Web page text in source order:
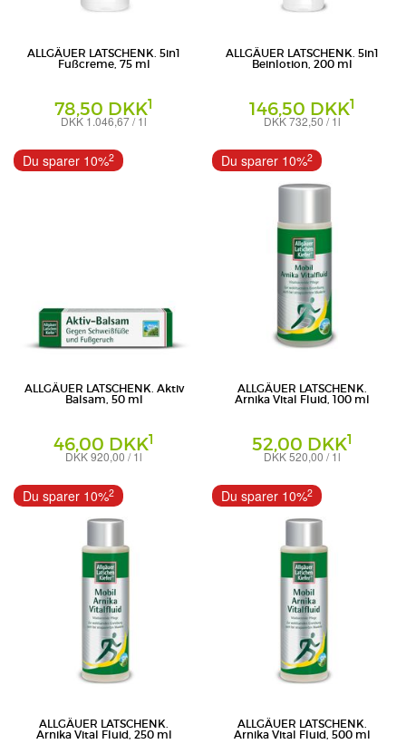
ALLGÄUER LATSCHENK. 5in1
Fußcreme, 75 ml
78,50 DKK1
DKK 1.046,67 / 1l
Dr. Theiss Naturwaren GmbH
ALLGÄUER LATSCHENK. 5in1
Beinlotion, 200 ml
146,50 DKK1
DKK 732,50 / 1l
Dr. Theiss Naturwaren GmbH
ALLGÄUER LATSCHENK. Aktiv
Balsam, 50 ml
46,00 DKK1
DKK 920,00 / 1l
Dr. Theiss Naturwaren GmbH
Du sparer 10%2
ALLGÄUER LATSCHENK.
Arnika Vital Fluid, 100 ml
52,00 DKK1
DKK 520,00 / 1l
Dr. Theiss Naturwaren GmbH
Du sparer 10%2
ALLGÄUER LATSCHENK.
Arnika Vital Fluid, 250 ml
Du sparer 10%2
ALLGÄUER LATSCHENK.
Arnika Vital Fluid, 500 ml
Du sparer 10%2